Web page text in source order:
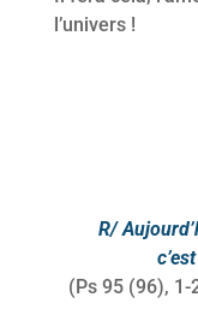
l’univers !
R/
(Ps 95 (96), 1-